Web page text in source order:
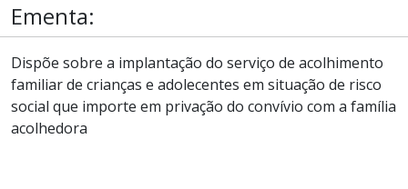
Ementa:
Dispõe sobre a implantação do serviço de acolhimento
familiar de crianças e adolecentes em situação de risco
social que importe em privação do convívio com a família
acolhedora